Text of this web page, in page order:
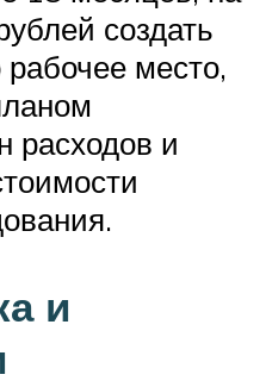
создать
место,
расходов и
и